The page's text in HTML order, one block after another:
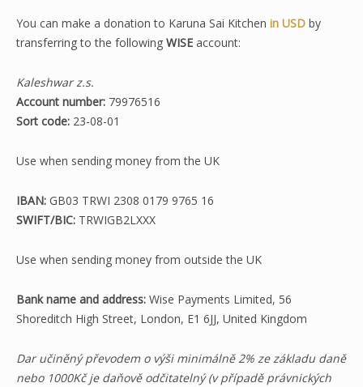
You can make a donation to Karuna Sai Kitchen in USD by
transferring to the following WISE account:
Kaleshwar z.s.
Account number: 79976516
Sort code: 23-08-01
Use when sending money from the UK
IBAN: GB03 TRWI 2308 0179 9765 16
SWIFT/BIC: TRWIGB2LXXX
Use when sending money from outside the UK
Bank name and address: Wise Payments Limited, 56
Shoreditch High Street, London, E1 6JJ, United Kingdom
Dar učiněný převodem o výši minimálně 2% ze základu daně
nebo 1000Kč je daňově odčitatelný (v případě právnických